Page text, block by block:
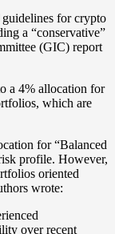
for crypto
a “conservative”
(GIC) report
a 4% allocation for
which are
for “Balanced
profile. However,
oriented
wrote:
over recent